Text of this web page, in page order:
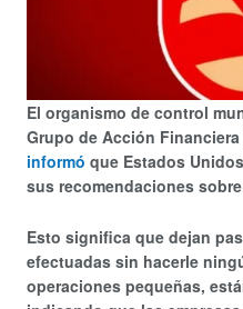
El organismo de control
Grupo de Acción
informó que Estados
sus recomendaciones
Esto significa que dejan
efectuadas sin hacerle
operaciones pequeñas,